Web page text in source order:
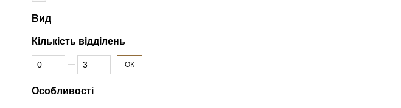
Вид
Кількість відділень
Від Кількість відділень
До Кількість відділень ОК
Особливості